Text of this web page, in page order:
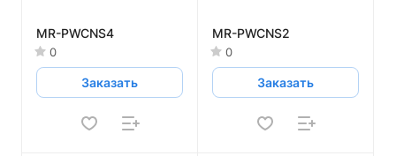
MR-PWCNS4
0
Заказать
MR-PWCNS2
0
Заказать